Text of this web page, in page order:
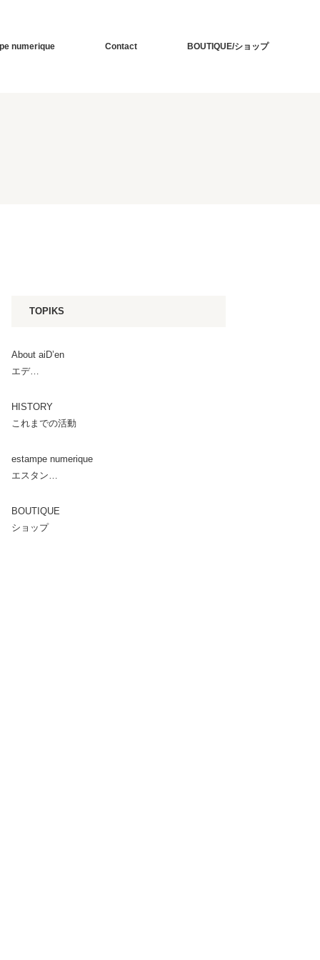
numerique Contact BOUTIQUE/ショップ
TOPIKS
About aiD’en
エデ…
HISTORY
これまでの活動
estampe numerique
エスタン…
BOUTIQUE
ショップ